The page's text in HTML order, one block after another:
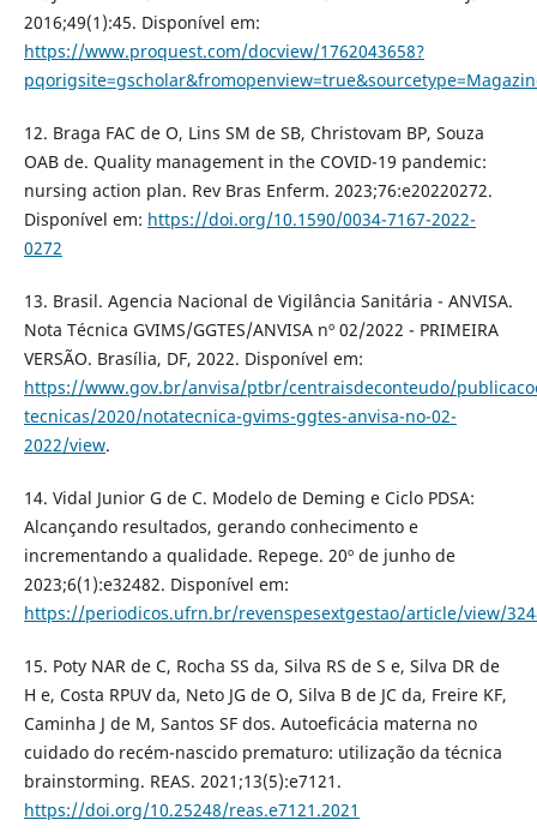
2016;49(1):45. Disponível em:
https://www.proquest.com/docview/1762043658?
12. Braga FAC de O, Lins SM de SB, Christovam BP, Souza
OAB de. Quality management in the COVID-19 pandemic:
nursing action plan. Rev Bras Enferm. 2023;76:e20220272.
Disponível em: https://doi.org/10.1590/0034-7167-2022-
0272
13. Brasil. Agencia Nacional de Vigilância Sanitária - ANVISA.
Nota Técnica GVIMS/GGTES/ANVISA nº 02/2022 - PRIMEIRA
VERSÃO. Brasília, DF, 2022. Disponível em:
https://www.gov.br/anvisa/ptbr/centraisdeconteudo/
tecnicas/2020/notatecnica-gvims-ggtes-anvisa-no-02-
2022/view.
14. Vidal Junior G de C. Modelo de Deming e Ciclo PDSA:
Alcançando resultados, gerando conhecimento e
incrementando a qualidade. Repege. 20º de junho de
2023;6(1):e32482. Disponível em:
https://periodicos.ufrn.br/revenspesextgestao/article/view/
15. Poty NAR de C, Rocha SS da, Silva RS de S e, Silva DR de
H e, Costa RPUV da, Neto JG de O, Silva B de JC da, Freire KF,
Caminha J de M, Santos SF dos. Autoeficácia materna no
cuidado do recém-nascido prematuro: utilização da técnica
brainstorming. REAS. 2021;13(5):e7121.
https://doi.org/10.25248/reas.e7121.2021